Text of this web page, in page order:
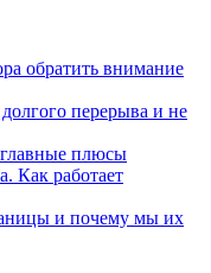
обратить внимание
перерыва и не
плюсы
Как работает
и почему мы их